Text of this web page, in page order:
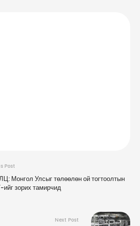
Post
Монгол Улсыг төлөөлөн ой тогтоолтын
зорих тамирчид
Next Post